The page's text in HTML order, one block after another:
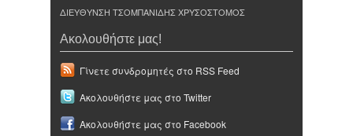
ΔΙΕΥΘΥΝΣΗ ΤΣΟΜΠΑΝΙΔΗΣ ΧΡΥΣΟΣΤΟΜΟΣ
Ακολουθήστε μας!
Γίνετε συνδρομητές στο RSS Feed
Ακολουθήστε μας στο Twitter
Ακολουθήστε μας στο Facebook